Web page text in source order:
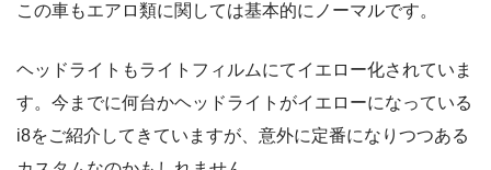
この車もエアロ類に関しては基本的にノーマルです。
ヘッドライトもライトフィルムにてイエロー化されていま
す。今までに何台かヘッドライトがイエローになっている
i8をご紹介してきていますが、意外に定番になりつつある